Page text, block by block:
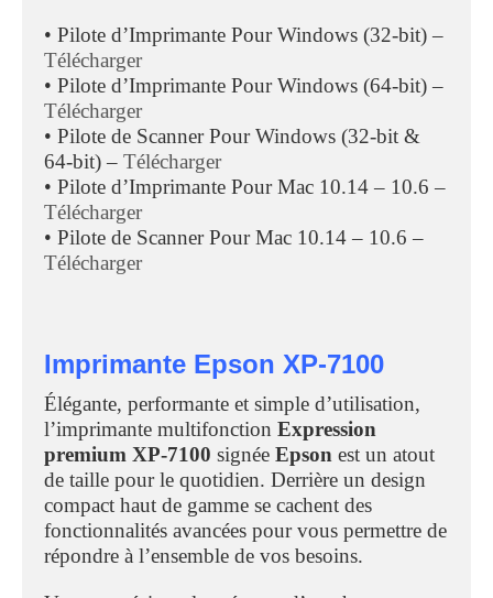
• Pilote d’Imprimante Pour Windows (32-bit) –
Télécharger
• Pilote d’Imprimante Pour Windows (64-bit) –
Télécharger
• Pilote de Scanner Pour Windows (32-bit &
64-bit) – Télécharger
• Pilote d’Imprimante Pour Mac 10.14 – 10.6 –
Télécharger
• Pilote de Scanner Pour Mac 10.14 – 10.6 –
Télécharger
Imprimante Epson XP-7100
Élégante, performante et simple d’utilisation,
l’imprimante multifonction Expression
premium XP-7100 signée Epson est un atout
de taille pour le quotidien. Derrière un design
compact haut de gamme se cachent des
fonctionnalités avancées pour vous permettre de
répondre à l’ensemble de vos besoins.